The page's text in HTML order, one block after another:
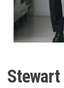
Stewart